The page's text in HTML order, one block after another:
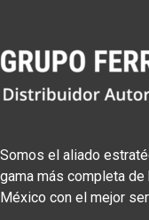
Somos el aliado
gama más completa de
México con el mejor